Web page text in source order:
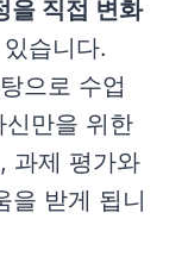
을 직접 변화
습니다.
으로 수업
만을 위한
과제 평가와
을 받게 됩니